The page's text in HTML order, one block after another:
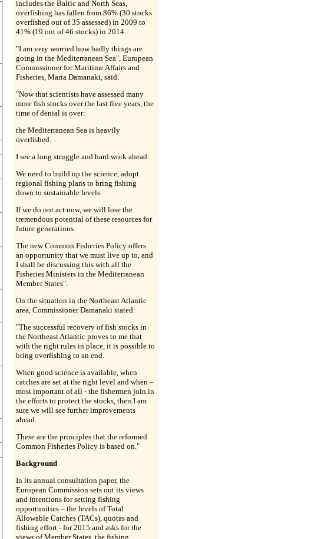
includes the Baltic and North Seas,
overfishing has fallen from 86% (30 stocks
overfished out of 35 assessed) in 2009 to
41% (19 out of 46 stocks) in 2014.
"I am very worried how badly things are
going in the Mediterranean Sea", European
Commissioner for Maritime Affairs and
Fisheries, Maria Damanaki, said.
"Now that scientists have assessed many
more fish stocks over the last five years, the
time of denial is over:
the Mediterranean Sea is heavily
overfished.
I see a long struggle and hard work ahead:
We need to build up the science, adopt
regional fishing plans to bring fishing
down to sustainable levels.
If we do not act now, we will lose the
tremendous potential of these resources for
future generations.
The new Common Fisheries Policy offers
an opportunity that we must live up to, and
I shall be discussing this with all the
Fisheries Ministers in the Mediterranean
Member States".
On the situation in the Northeast Atlantic
area, Commissioner Damanaki stated:
"The successful recovery of fish stocks in
the Northeast Atlantic proves to me that
with the right rules in place, it is possible to
bring overfishing to an end.
When good science is available, when
catches are set at the right level and when –
most important of all - the fishermen join in
the efforts to protect the stocks, then I am
sure we will see further improvements
ahead.
These are the principles that the reformed
Common Fisheries Policy is based on."
Background
In its annual consultation paper, the
European Commission sets out its views
and intentions for setting fishing
opportunities – the levels of Total
Allowable Catches (TACs), quotas and
fishing effort - for 2015 and asks for the
views of Member States, the fishing